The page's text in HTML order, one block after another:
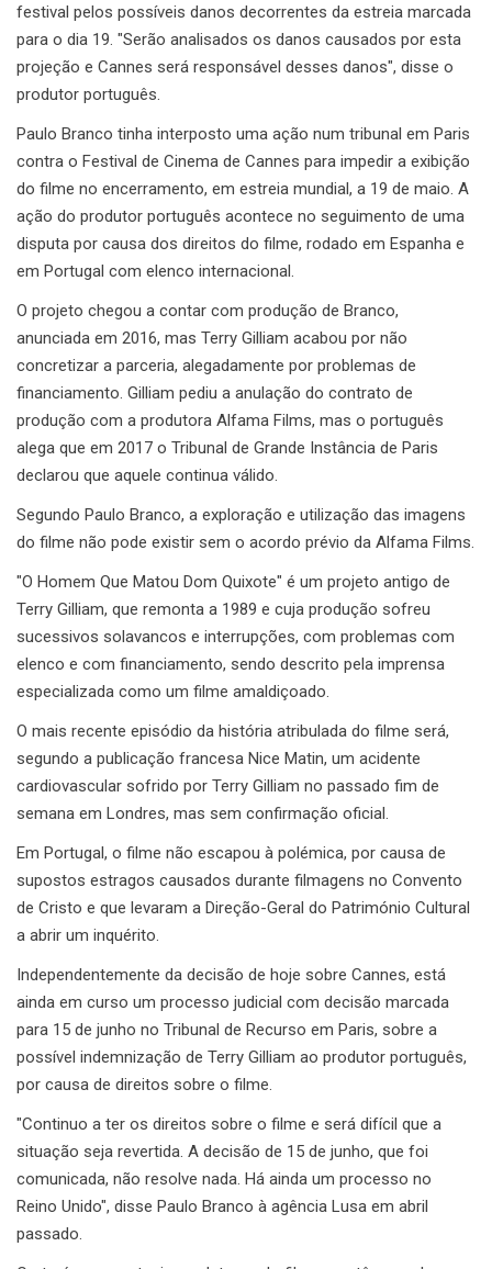
festival pelos possíveis danos decorrentes da estreia marcada
para o dia 19. "Serão analisados os danos causados por esta
projeção e Cannes será responsável desses danos", disse o
produtor português.
Paulo Branco tinha interposto uma ação num tribunal em Paris
contra o Festival de Cinema de Cannes para impedir a exibição
do filme no encerramento, em estreia mundial, a 19 de maio. A
ação do produtor português acontece no seguimento de uma
disputa por causa dos direitos do filme, rodado em Espanha e
em Portugal com elenco internacional.
O projeto chegou a contar com produção de Branco,
anunciada em 2016, mas Terry Gilliam acabou por não
concretizar a parceria, alegadamente por problemas de
financiamento. Gilliam pediu a anulação do contrato de
produção com a produtora Alfama Films, mas o português
alega que em 2017 o Tribunal de Grande Instância de Paris
declarou que aquele continua válido.
Segundo Paulo Branco, a exploração e utilização das imagens
do filme não pode existir sem o acordo prévio da Alfama Films.
"O Homem Que Matou Dom Quixote" é um projeto antigo de
Terry Gilliam, que remonta a 1989 e cuja produção sofreu
sucessivos solavancos e interrupções, com problemas com
elenco e com financiamento, sendo descrito pela imprensa
especializada como um filme amaldiçoado.
O mais recente episódio da história atribulada do filme será,
segundo a publicação francesa Nice Matin, um acidente
cardiovascular sofrido por Terry Gilliam no passado fim de
semana em Londres, mas sem confirmação oficial.
Em Portugal, o filme não escapou à polémica, por causa de
supostos estragos causados durante filmagens no Convento
de Cristo e que levaram a Direção-Geral do Património Cultural
a abrir um inquérito.
Independentemente da decisão de hoje sobre Cannes, está
ainda em curso um processo judicial com decisão marcada
para 15 de junho no Tribunal de Recurso em Paris, sobre a
possível indemnização de Terry Gilliam ao produtor português,
por causa de direitos sobre o filme.
"Continuo a ter os direitos sobre o filme e será difícil que a
situação seja revertida. A decisão de 15 de junho, que foi
comunicada, não resolve nada. Há ainda um processo no
Reino Unido", disse Paulo Branco à agência Lusa em abril
passado.